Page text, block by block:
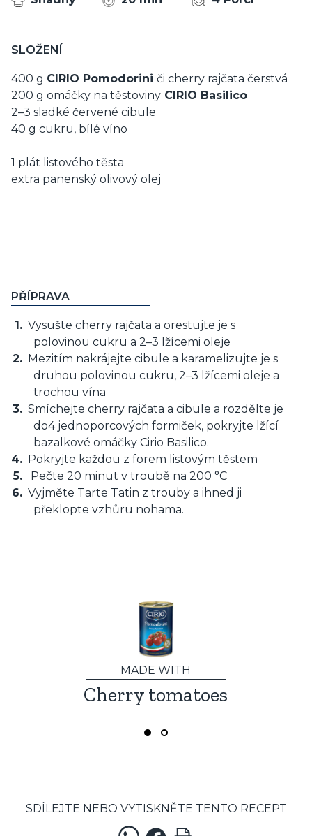
SLOŽENÍ
400 g CIRIO Pomodorini či cherry rajčata čerstvá
200 g omáčky na těstoviny CIRIO Basilico
2–3 sladké červené cibule
40 g cukru, bílé víno
1 plát listového těsta
extra panenský olivový olej
PŘÍPRAVA
Vysušte cherry rajčata a orestujte je s
polovinou cukru a 2–3 lžícemi oleje
Mezitím nakrájejte cibule a karamelizujte je s
druhou polovinou cukru, 2–3 lžícemi oleje a
trochou vína
Smíchejte cherry rajčata a cibule a rozdělte je
do4 jednoporcových formiček, pokryjte lžící
bazalkové omáčky Cirio Basilico.
Pokryjte každou z forem listovým těstem
Pečte 20 minut v troubě na 200 °C
Vyjměte Tarte Tatin z trouby a ihned ji
překlopte vzhůru nohama.
MADE WITH
Cherry tomatoes
SDÍLEJTE NEBO VYTISKNĚTE TENTO RECEPT